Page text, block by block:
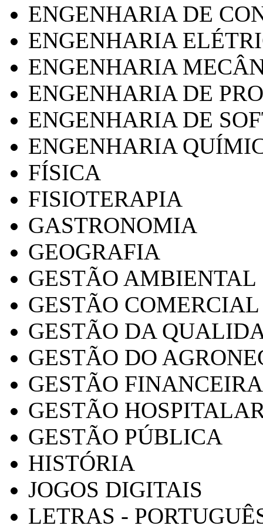
ENGENHARIA DE
ENGENHARIA
ENGENHARIA
ENGENHARIA DE
ENGENHARIA DE
ENGENHARIA
FÍSICA
FISIOTERAPIA
GASTRONOMIA
GEOGRAFIA
GESTÃO AMBIENTAL
GESTÃO COMERCIAL
GESTÃO DA
GESTÃO DO
GESTÃO FINANCEIRA
GESTÃO
GESTÃO PÚBLICA
HISTÓRIA
JOGOS DIGITAIS
LETRAS -